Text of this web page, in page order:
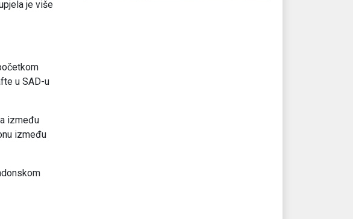
je više
u SAD-u
između
između